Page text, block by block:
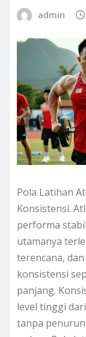
admin
Pola Latihan
Konsistensi.
performa
utamanya
terencana,
konsistensi
panjang.
level tinggi
tanpa